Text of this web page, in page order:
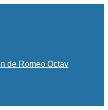
de Romeo Octav